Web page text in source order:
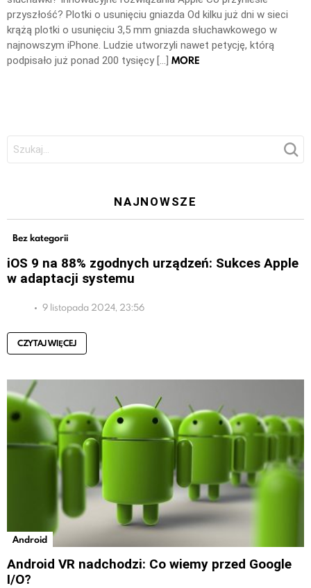
przyszłość? Plotki o usunięciu gniazda Od kilku już dni w sieci
krążą plotki o usunięciu 3,5 mm gniazda słuchawkowego w
najnowszym iPhone. Ludzie utworzyli nawet petycję, którą
podpisało już ponad 200 tysięcy […] MORE
NAJNOWSZE
Bez kategorii
iOS 9 na 88% zgodnych urządzeń: Sukces Apple
w adaptacji systemu
9 listopada 2024, 23:56
CZYTAJ WIĘCEJ
Android
Android VR nadchodzi: Co wiemy przed Google
I/O?